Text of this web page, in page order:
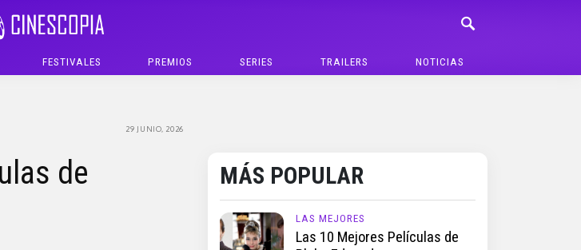
FESTIVALES PREMIOS SERIES TRAILERS NOTICIAS
29 JUNIO, 2026
de
MÁS POPULAR
LAS MEJORES
Las 10 Mejores Películas de